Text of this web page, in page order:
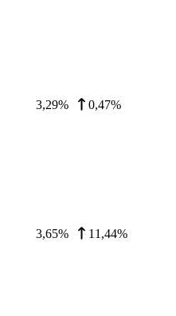
3,29% 0,47%
3,65% 11,44%